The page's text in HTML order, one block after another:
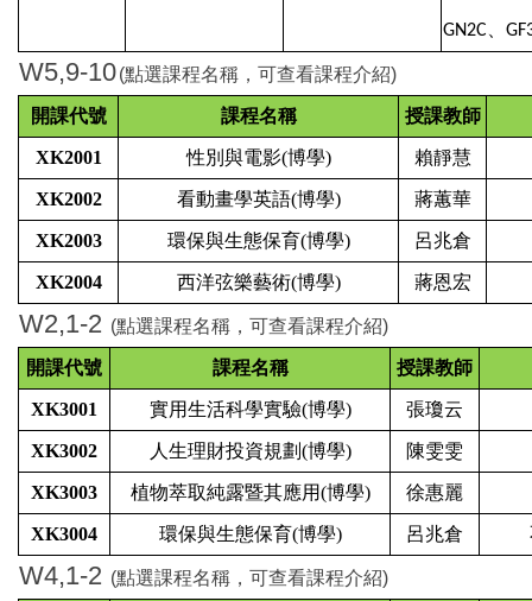
GN2C
W5,9-10(點選課程名稱，可查看課程介紹)
開課代號 課程名稱 授課教師
XK2001 性別與電影(博學) 賴靜慧
XK2002 看動畫學英語(博學) 蔣蕙華
XK2003 環保與生態保育(博學) 呂兆倉
XK2004 西洋弦樂藝術(博學) 蔣恩宏
W2,1-2 (點選課程名稱，可查看課程介紹)
開課代號 課程名稱 授課教師
XK3001 實用生活科學實驗(博學) 張瓊云
XK3002 人生理財投資規劃(博學) 陳雯雯
XK3003 植物萃取純露暨其應用(博學) 徐惠麗
XK3004 環保與生態保育(博學) 呂兆倉
W4,1-2 (點選課程名稱，可查看課程介紹)